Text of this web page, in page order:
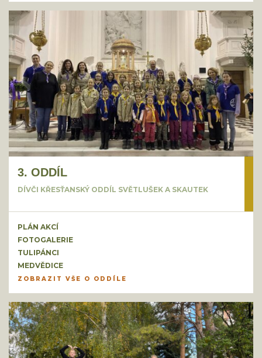
3. ODDÍL
DÍVČI KŘESŤANSKÝ ODDÍL SVĚTLUŠEK A SKAUTEK
PLÁN AKCÍ
FOTOGALERIE
TULIPÁNCI
MEDVĚDICE
ZOBRAZIT VŠE O ODDÍLE